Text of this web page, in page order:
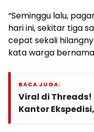
“Seminggu lalu,
hari ini, sekitar tiga
cepat sekali
kata warga
BACA JUGA:
Viral di Threads!
Kantor